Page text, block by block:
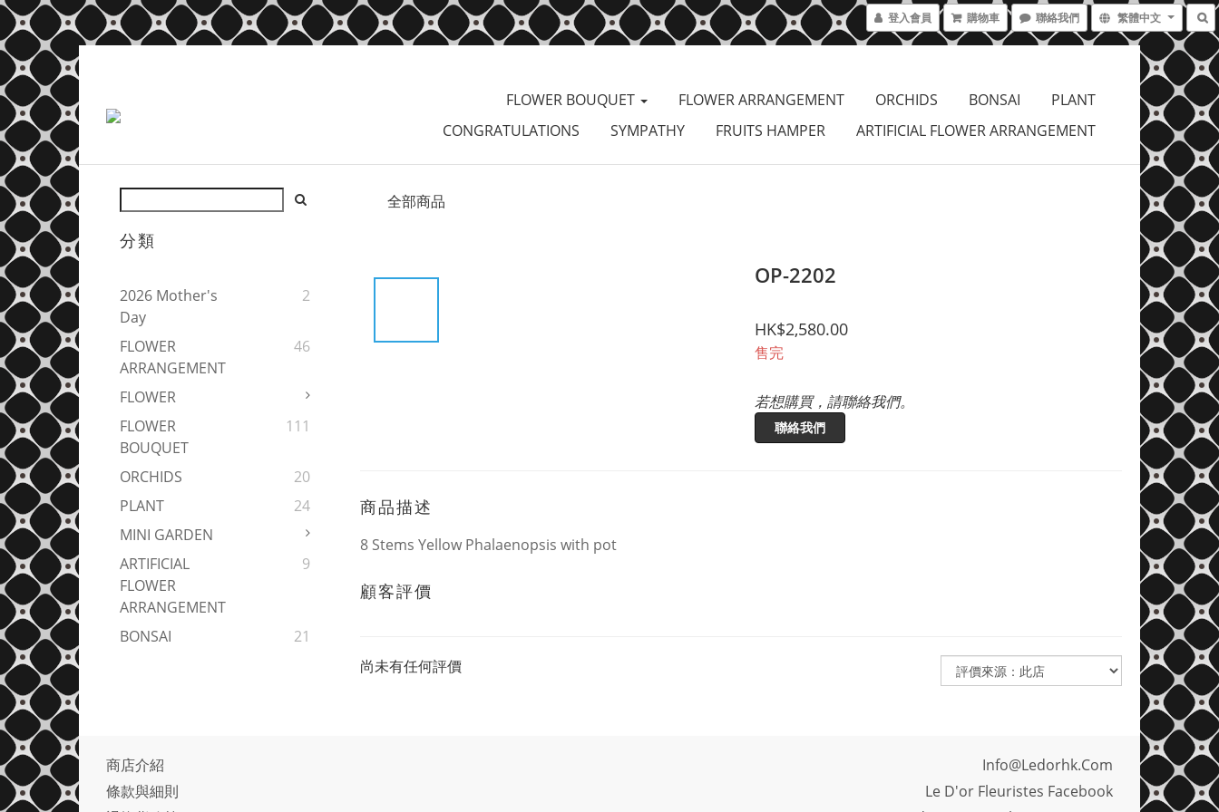
登入會員 購物車 聯絡我們 繁體中文
FLOWER BOUQUET FLOWER ARRANGEMENT ORCHIDS BONSAI
PLANT
CONGRATULATIONS
SYMPATHY FRUITS HAMPER ARTIFICIAL FLOWER ARRANGEMENT
分類
2026 Mother's
Day
2
FLOWER
ARRANGEMENT
46
FLOWER
FLOWER
BOUQUET
111
ORCHIDS
20
PLANT
24
MINI GARDEN
ARTIFICIAL
FLOWER
ARRANGEMENT
9
BONSAI 21
全部商品
OP-2202
HK$2,580.00
售完
若想購買，請聯絡我們。
聯絡我們
商品描述
8 Stems Yellow Phalaenopsis with pot
顧客評價
尚未有任何評價
商店介紹
條款與細則
Info@ledorhk.com
Le D'or Fleuristes Facebook